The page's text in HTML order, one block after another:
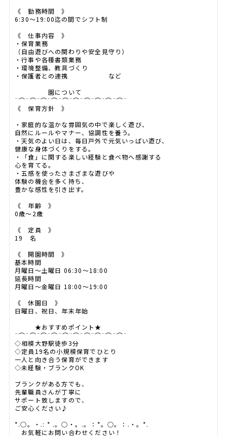
《 勤務時間 》
6:30～19:00迄の間でシフト制
《 仕事内容 》
・保育業務
（自由遊びへの関わりや安全見守り）
・行事や各種書類業務
・環境整備、教具づくり
・保護者との連携 など
園について
¨⌒¨⌒¨⌒¨⌒¨⌒¨⌒¨⌒¨⌒¨⌒¨⌒¨
《 保育方針 》
・家庭的な温かな雰囲気の中で楽しく遊び、
自然にルールやマナー、協調性を養う。
・天気のよい日は、毎日戸外で元気いっぱい遊び、
健康な身体づくりをする。
・「食」に関する楽しい経験と食べ物へ感謝する
心を育てる。
・五感を使ったさまざまな遊びや
体験の機会を多く持ち、
豊かな感性を引き出す。
《 年齢 》
0歳～2歳
《 定員 》
19 名
《 開園時間 》
基本時間
月曜日～土曜日 06:30～18:00
延長時間
月曜日～金曜日 18:00～19:00
《 休園日 》
日曜日、祝日、年末年始
★おすすめポイント★
¨⌒¨⌒¨⌒¨⌒¨⌒¨⌒¨⌒¨⌒¨⌒¨⌒¨
◇相模大野駅徒歩3分
◇定員19名の小規模保育でひとり
一人と向き合う保育ができます
◇未経験・ブランクOK
ブランクがある方でも、
先輩職員さんが丁寧に
サポート致しますので、
ご安心ください♪
*.○。・.: * .。○・。.。：*。○。：.・。*.
お気軽にお問い合わせください！